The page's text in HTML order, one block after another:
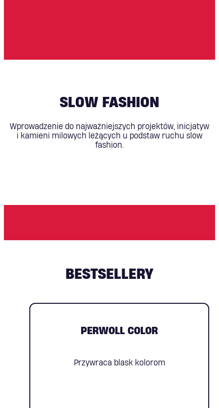
SLOW FASHION
Wprowadzenie do najważniejszych projektów, inicjatyw
i kamieni milowych leżących u podstaw ruchu slow
fashion.
BESTSELLERY
PERWOLL COLOR
Przywraca blask kolorom